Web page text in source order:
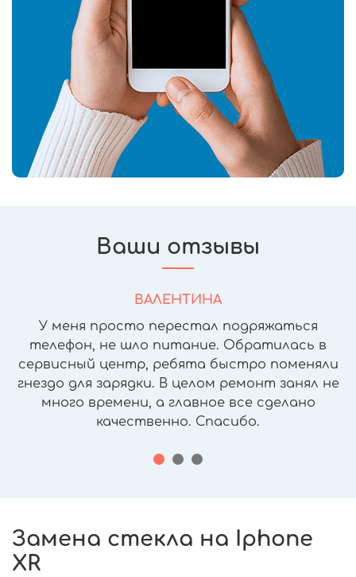
Ваши отзывы
ВАЛЕНТИНА
У меня просто перестал подряжаться
телефон, не шло питание. Обратилась в
сервисный центр, ребята быстро поменяли
гнездо для зарядки. В целом ремонт занял не
много времени, а главное все сделано
качественно. Спасибо.
Замена стекла на Iphone
XR